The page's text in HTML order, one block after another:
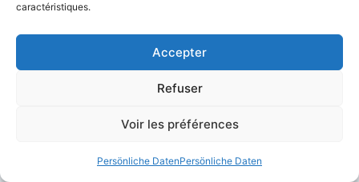
caractéristiques.
Accepter
Refuser
Voir les préférences
Persönliche DatenPersönliche Daten
Conseils et astuces pour la navigation et
Les plus belles croisières, simples et
Annonces bateaux gratuites